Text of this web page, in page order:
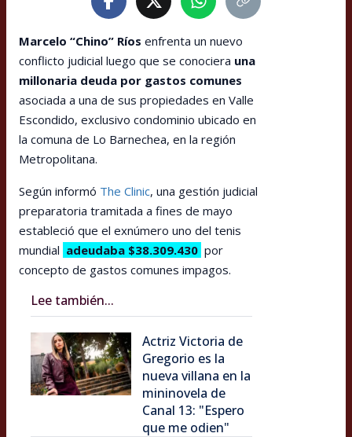
Marcelo “Chino” Ríos enfrenta un nuevo
conflicto judicial luego que se conociera una
millonaria deuda por gastos comunes
asociada a una de sus propiedades en Valle
Escondido, exclusivo condominio ubicado en
la comuna de Lo Barnechea, en la región
Metropolitana.
Según informó The Clinic, una gestión judicial
preparatoria tramitada a fines de mayo
estableció que el exnúmero uno del tenis
mundial adeudaba $38.309.430 por
concepto de gastos comunes impagos.
Lee también...
Actriz Victoria de
Gregorio es la
nueva villana en la
mininovela de
Canal 13: "Espero
que me odien"